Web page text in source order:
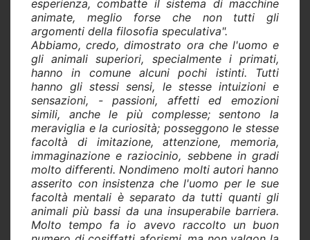
esperienza, combatte il sistema di macchine
animate, meglio forse che non tutti gli
argomenti della filosofia speculativa".
Abbiamo, credo, dimostrato ora che l'uomo e
gli animali superiori, specialmente i primati,
hanno in comune alcuni pochi istinti. Tutti
hanno gli stessi sensi, le stesse intuizioni e
sensazioni, - passioni, affetti ed emozioni
simili, anche le più complesse; sentono la
meraviglia e la curiosità; posseggono le stesse
facoltà di imitazione, attenzione, memoria,
immaginazione e raziocinio, sebbene in gradi
molto differenti. Nondimeno molti autori hanno
asserito con insistenza che l'uomo per le sue
facoltà mentali è separato da tutti quanti gli
animali più bassi da una insuperabile barriera.
Molto tempo fa io avevo raccolto un buon